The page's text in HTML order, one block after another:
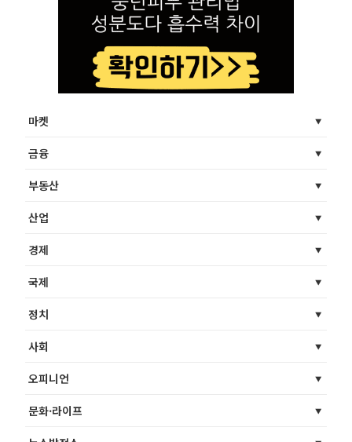
마켓
금융
부동산
산업
경제
국제
정치
사회
오피니언
문화·라이프